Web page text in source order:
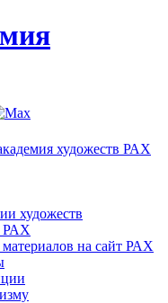
художеств РАХ
художеств
РАХ
на сайт РАХ